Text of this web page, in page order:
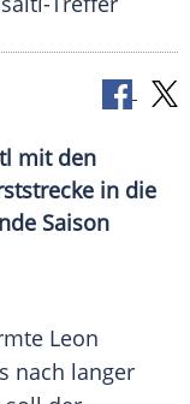
mit den
in die
Saison
Leon
nach langer